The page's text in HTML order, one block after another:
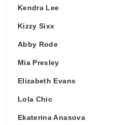
Kendra Lee
Kizzy Sixx
Abby Rode
Mia Presley
Elizabeth Evans
Lola Chic
Ekaterina Anasova